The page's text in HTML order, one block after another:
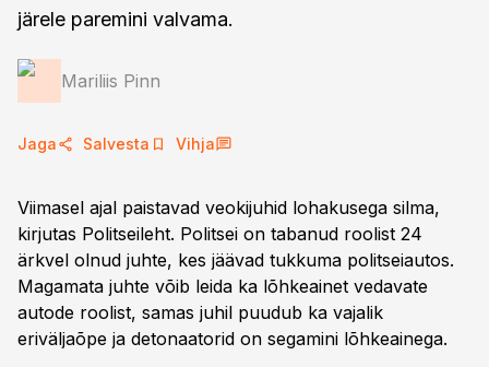
järele paremini valvama.
Mariliis Pinn
Jaga Salvesta Vihja
Viimasel ajal paistavad veokijuhid lohakusega silma,
kirjutas Politseileht. Politsei on tabanud roolist 24
ärkvel olnud juhte, kes jäävad tukkuma politseiautos.
Magamata juhte võib leida ka lõhkeainet vedavate
autode roolist, samas juhil puudub ka vajalik
eriväljaõpe ja detonaatorid on segamini lõhkeainega.